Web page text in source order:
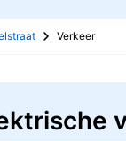
Verkeer